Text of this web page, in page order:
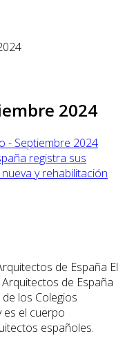
2024
- Septiembre 2024
registra sus
y rehabilitación
El
de España
los Colegios
es el cuerpo
españoles.